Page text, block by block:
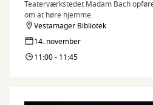
Teaterværkstedet Madam Bach
om at høre hjemme.
Vestamager Bibliotek
14. november
11:00 - 11:45